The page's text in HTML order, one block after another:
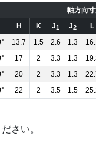
軸方向
H K J1 J2
L
13.7 1.5 2.6 1.3
17 2 3.3 1.3
20 2 3.3 1.3
22 2 3.5 1.5
さい。